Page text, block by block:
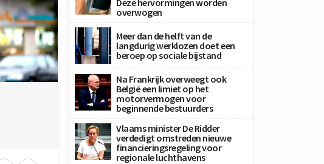
Deze hervormingen worden
overwogen
Meer dan de helft van de
langdurig werklozen doet een
beroep op sociale bijstand
Na Frankrijk overweegt ook
België een limiet op het
motorvermogen voor
beginnende bestuurders
Vlaams minister De Ridder
verdedigt omstreden nieuwe
financieringsregeling voor
regionale luchthavens